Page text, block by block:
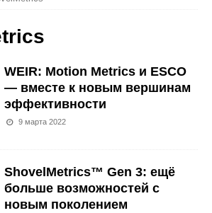
WEIR: Motion Metrics и ESCO
— вместе к новым вершинам
эффективности
9 марта 2022
ShovelMetrics™ Gen 3: ещё
больше возможностей с
новым поколением